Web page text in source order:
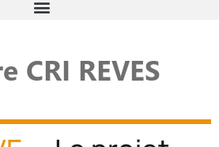
CRI REVES